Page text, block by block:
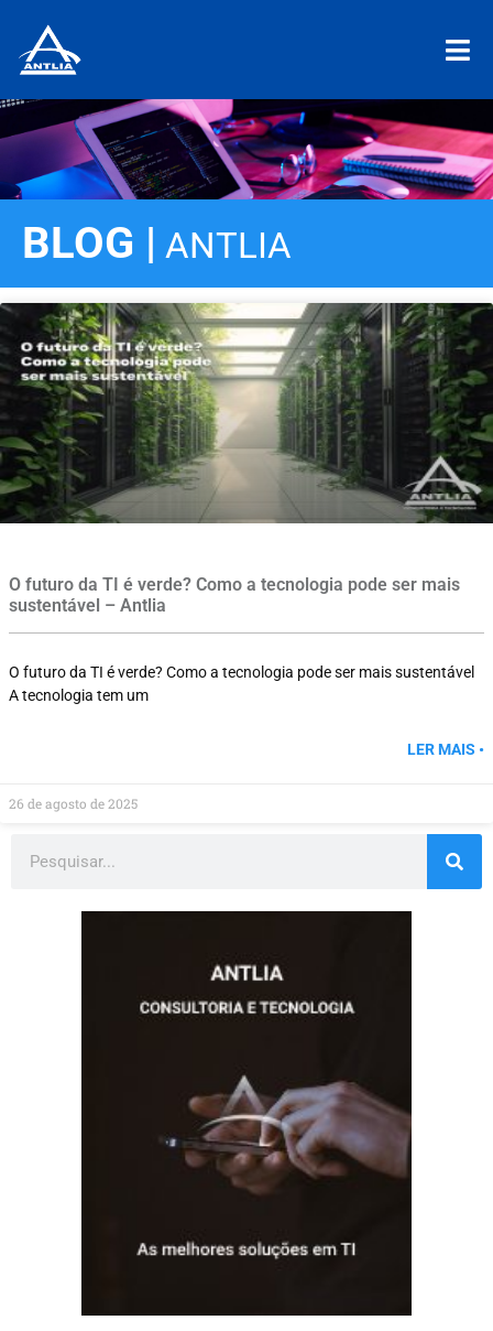
BLOG | ANTLIA
O futuro da TI é verde? Como a tecnologia pode ser mais
sustentável – Antlia
O futuro da TI é verde? Como a tecnologia pode ser mais sustentável
A tecnologia tem um
LER MAIS •
26 de agosto de 2025